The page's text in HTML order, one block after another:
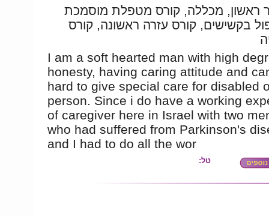
ראשון, מכללה, קורס מטפלת מוסמכת
בקשישים, קורס עזרה ראשונה, קורס
I am a soft hearted man with high
honesty, having caring attitude and
hard to give special care for disabled
person. Since i do have a working
of caregiver here in Israel with two
who had suffered from Parkinson's
and I had to do all the wor
טל: